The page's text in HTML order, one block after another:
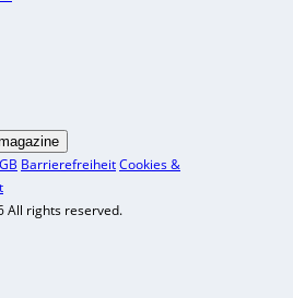
BarrierefreiheitCookies &
All rights reserved.